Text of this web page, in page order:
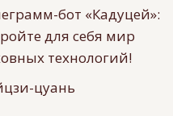
бот «Кадуцей»:
для себя мир
технологий!
цуань